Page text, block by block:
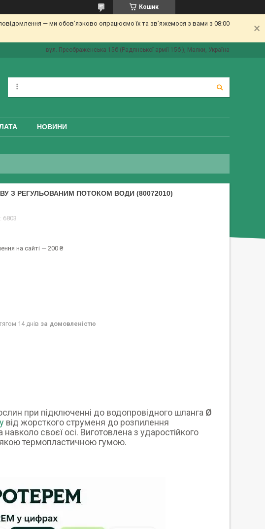
Кошик
— ми обов’язково опрацюємо їх та зв’яжемося з вами з 08:00
вул. Преображенська 15б (Радянської армії 15б ), Маяки, Україна
НОВИНИ
З РЕГУЛЬОВАНИМ ПОТОКОМ ВОДИ (80072010)
6803
на сайті — 200 ₴
14 днів за домовленістю
при підключенні до водопровідного шланга Ø
від жорсткого струменя до розпилення
своєї осі. Виготовлена з ударостійкого
термопластичною гумою.